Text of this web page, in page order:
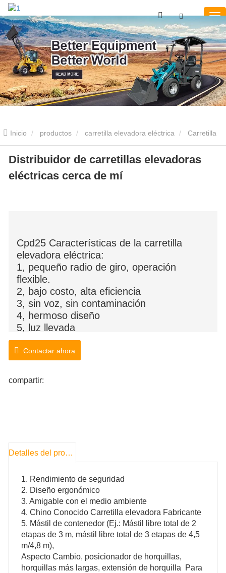
Inicio productos carretilla elevadora eléctrica Carretilla
elevadora eléctrica 2500KG Distribuidor de carretillas elevadoras
eléctricas cerca de mí
Distribuidor de carretillas elevadoras
eléctricas cerca de mí
Cpd25 Características de la carretilla
elevadora eléctrica:
1, pequeño radio de giro, operación
flexible.
2, bajo costo, alta eficiencia
3, sin voz, sin contaminación
4, hermoso diseño
5, luz llevada
6, Sistema de control de EE.UU.
Contactar ahora
compartir:
Detalles del producto
1. Rendimiento de seguridad
2. Diseño ergonómico
3. Amigable con el medio ambiente
4. Chino Conocido Carretilla elevadora Fabricante
5. Mástil de contenedor (Ej.: Mástil libre total de 2
etapas de 3 m, mástil libre total de 3 etapas de 4,5
m/4,8 m),
Aspecto Cambio, posicionador de horquillas,
horquillas más largas, extensión de horquilla Para